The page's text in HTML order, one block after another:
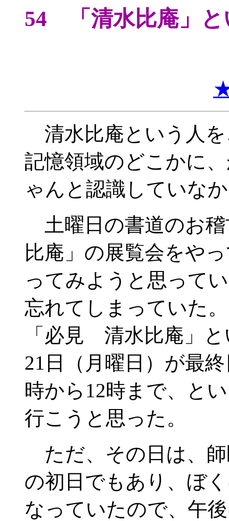
54 「清水比庵」と
清水比庵という人
記憶領域のどこかに
ゃんと認識していな
土曜日の書道のお
比庵」の展覧会をや
ってみようと思って
忘れてしまっていた
「必見 清水比庵」
21日（月曜日）が最
時から12時まで、と
行こうと思った。
ただ、その日は、師
の初日でもあり、ぼ
なっていたので、午